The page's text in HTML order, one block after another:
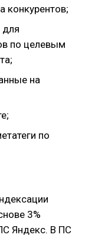
конкурентов;
для
по целевым
на
по
3%
Яндекс. В ПС